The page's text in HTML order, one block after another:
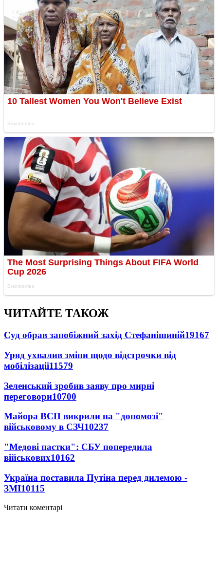
ЧИТАЙТЕ ТАКОЖ
Суд обрав запобіжний захід Стефанішиній19167
Уряд ухвалив зміни щодо відстрочки від
мобілізації11579
Зеленський зробив заяву про мирні
переговори10700
Майора ВСП викрили на "допомозі"
військовому в СЗЧ10237
"Медові пастки": СБУ попередила
військових10162
Україна поставила Путіна перед дилемою -
ЗМІ10115
Читати коментарі